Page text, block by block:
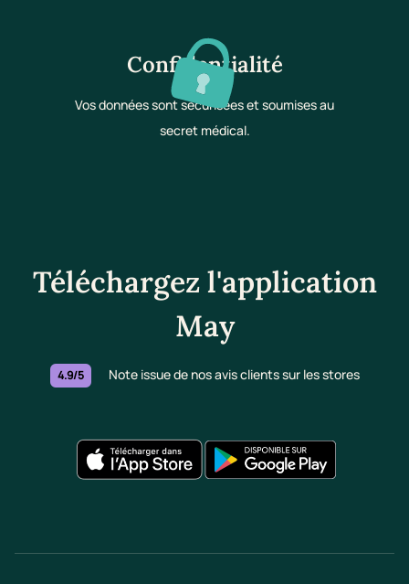
Confidentialité
Vos données sont sécurisées et soumises au
secret médical.
Téléchargez l'application
May
4.9/5 Note issue de nos avis clients sur les stores